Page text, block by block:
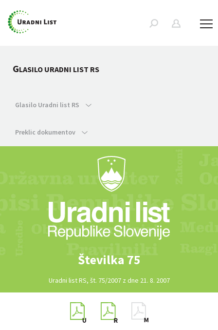
GLASILO URADNI LIST RS
Glasilo Uradni list RS
Preklic dokumentov
Številka 75
Uradni list RS, št. 75/2007 z dne 21. 8. 2007